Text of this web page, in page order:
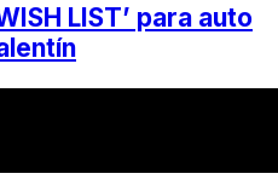
LIST’ para auto